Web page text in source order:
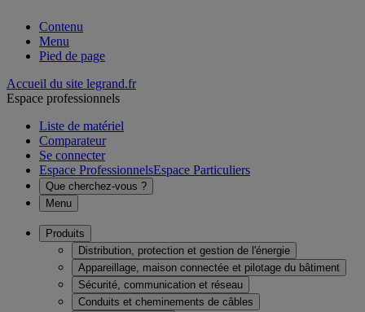
Contenu
Menu
Pied de page
Accueil du site legrand.fr
Espace professionnels
Liste de matériel
Comparateur
Se connecter
Espace ProfessionnelsEspace Particuliers
Que cherchez-vous ?
Menu
Produits
Distribution, protection et gestion de l'énergie
Appareillage, maison connectée et pilotage du bâtiment
Sécurité, communication et réseau
Conduits et cheminements de câbles